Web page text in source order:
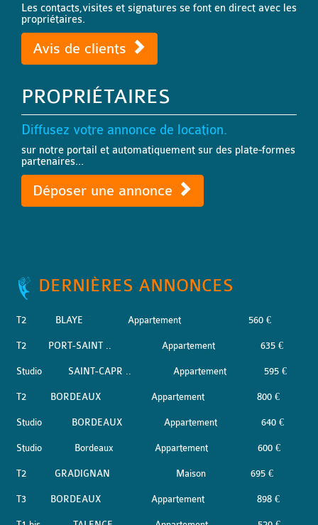
Les contacts,visites et signatures se font en direct avec les
propriétaires.
Avis de clients
PROPRIÉTAIRES
Diffusez votre annonce de location.
sur notre portail et automatiquement sur des plate-formes
partenaires...
Déposer une annonce
DERNIÈRES ANNONCES
T2 BLAYE Appartement 560 €
T2 PORT-SAINT .. Appartement 635 €
Studio SAINT-CAPR .. Appartement 595 €
T2 BORDEAUX Appartement 800 €
Studio BORDEAUX Appartement 640 €
Studio Bordeaux Appartement 600 €
T2 GRADIGNAN Maison 695 €
T3 BORDEAUX Appartement 898 €